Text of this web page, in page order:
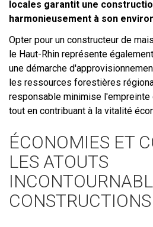
locales garantit une
harmonieusement à son
Opter pour un constructeur de
le Haut-Rhin représente
une démarche
les ressources forestières
responsable minimise l'empreinte
tout en contribuant à la vitalité
ÉCONOMIES ET
LES ATOUTS